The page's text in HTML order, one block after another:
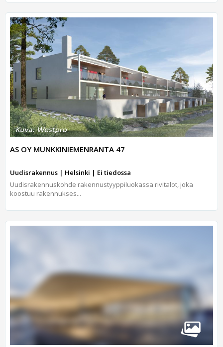
AS OY MUNKKINIEMENRANTA 47
Uudisrakennus | Helsinki | Ei tiedossa
Uudisrakennuskohde rakennustyyppiluokassa rivitalot, joka
koostuu rakennukses...